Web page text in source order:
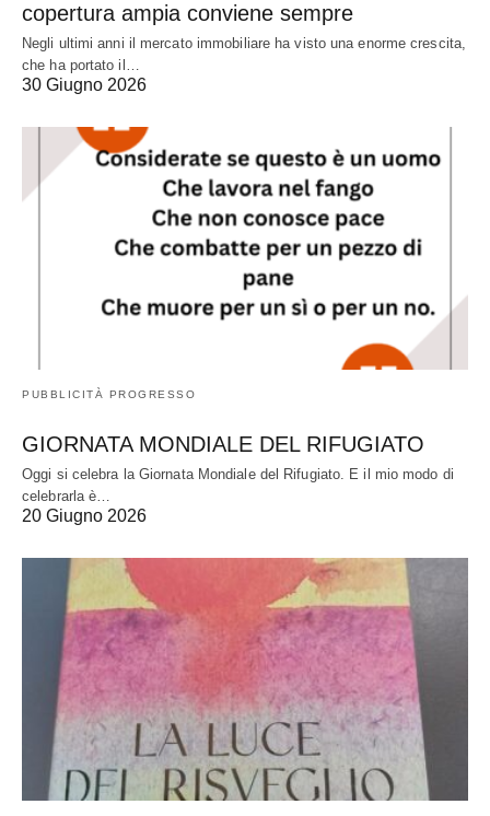
copertura ampia conviene sempre
Negli ultimi anni il mercato immobiliare ha visto una enorme crescita,
che ha portato il…
30 Giugno 2026
PUBBLICITÀ PROGRESSO
GIORNATA MONDIALE DEL RIFUGIATO
Oggi si celebra la Giornata Mondiale del Rifugiato. E il mio modo di
celebrarla è…
20 Giugno 2026